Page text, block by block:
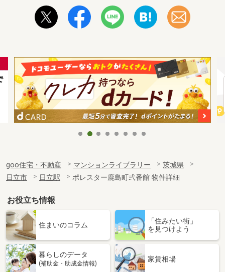
goo住宅・不動産 マンションライブラリー
茨城県
日立市
日立駅 ポレスター鹿島町弐番館 物件詳細
お役立ち情報
住まいのコラム
「住みたい街」
を見つけよう
暮らしのデータ
(補助金・助成金情報)
家賃相場